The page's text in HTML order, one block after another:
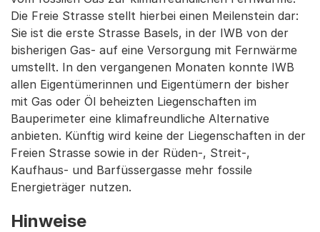
Die Freie Strasse stellt hierbei einen Meilenstein dar:
Sie ist die erste Strasse Basels, in der IWB von der
bisherigen Gas- auf eine Versorgung mit Fernwärme
umstellt. In den vergangenen Monaten konnte IWB
allen Eigentümerinnen und Eigentümern der bisher
mit Gas oder Öl beheizten Liegenschaften im
Bauperimeter eine klimafreundliche Alternative
anbieten. Künftig wird keine der Liegenschaften in der
Freien Strasse sowie in der Rüden-, Streit-,
Kaufhaus- und Barfüssergasse mehr fossile
Energieträger nutzen.
Hinweise